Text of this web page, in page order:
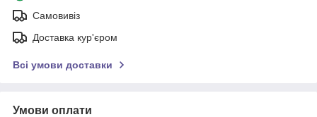
Самовивіз
Доставка кур'єром
Всі умови доставки
Умови оплати